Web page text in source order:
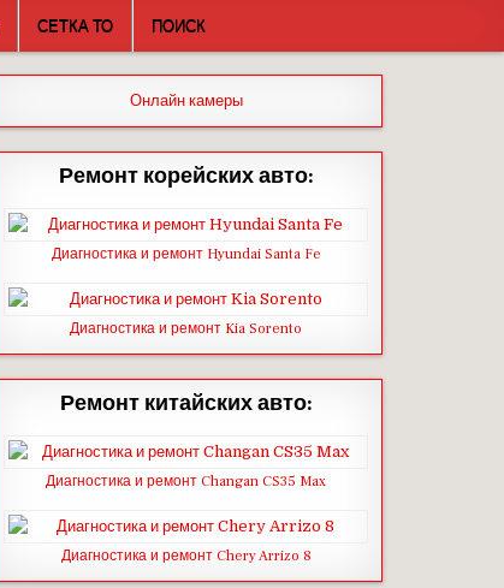
СЕТКА ТО ПОИСК
Онлайн камеры
Ремонт корейских авто:
Диагностика и ремонт Hyundai Santa Fe
Диагностика и ремонт Kia Sorento
Ремонт китайских авто:
Диагностика и ремонт Changan CS35 Max
Диагностика и ремонт Chery Arrizo 8